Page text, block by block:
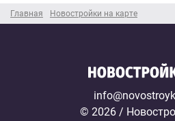
Главная Новостройки на карте
© 2026 /